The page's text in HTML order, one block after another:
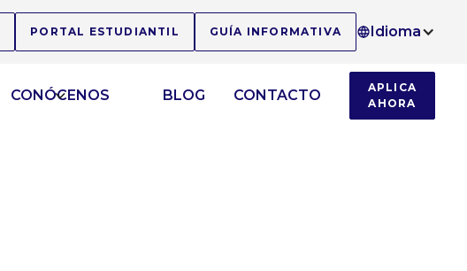
PORTAL ESTUDIANTIL GUÍA INFORMATIVA Idioma
CONÓCENOS BLOG CONTACTO
APLICA
AHORA